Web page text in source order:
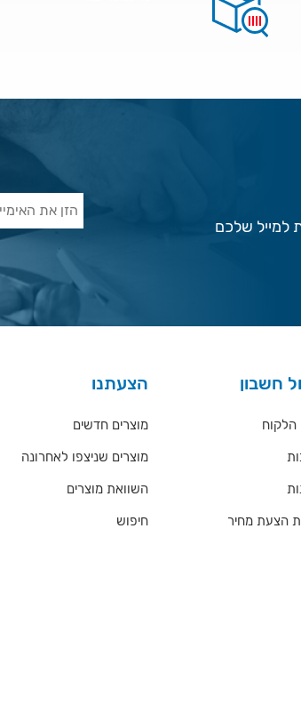
למייל שלכם
חשבון
הלקוח
הצעת מחיר
הצעתנו
מוצרים חדשים
מוצרים שניצפו לאחרונה
השוואת מוצרים
חיפוש